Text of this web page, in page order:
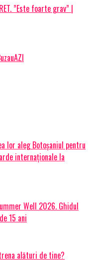
”Este foarte grav” |
lor aleg Botoșaniul pentru
internaționale la
Well 2026. Ghidul
15 ani
alături de tine?